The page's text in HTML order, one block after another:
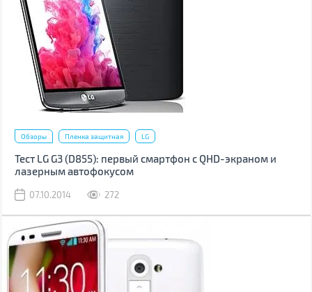
Обзоры Пленка защитная LG
Тест LG G3 (D855): первый смартфон с QHD-экраном и
лазерным автофокусом
07.10.2014 272